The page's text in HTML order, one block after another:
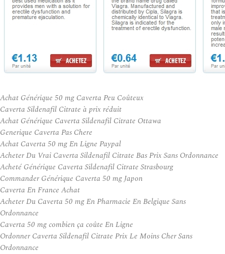
Achat Générique 50 mg Caverta Peu Coûteux
Caverta Sildenafil Citrate à prix réduit
Achat Générique Caverta Sildenafil Citrate Ottawa
Generique Caverta Pas Chere
Achat Caverta 50 mg En Ligne Paypal
Acheter Du Vrai Caverta Sildenafil Citrate Bas Prix Sans Ordonnance
Acheté Générique Caverta Sildenafil Citrate Strasbourg
Commander Générique Caverta 50 mg Japon
Caverta En France Achat
Acheter Du Caverta 50 mg En Pharmacie En Belgique Sans
Ordonnance
Caverta 50 mg combien ça coûte En Ligne
Ordonner Caverta Sildenafil Citrate Prix Le Moins Cher Sans
Ordonnance